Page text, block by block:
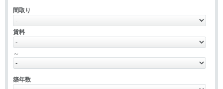
間取り
賃料
～
築年数